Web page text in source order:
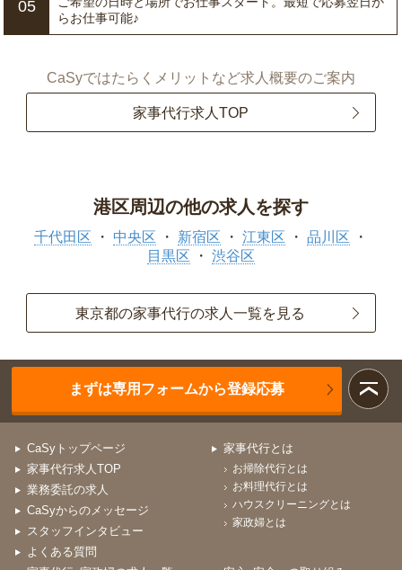
05
らお仕事可能♪
CaSyではたらくメリットなど求人概要のご案内
家事代行求人TOP
港区周辺の他の求人を探す
千代田区 中央区 新宿区 江東区
品川区
目黒区
渋谷区
東京都の家事代行の求人一覧を見る
まずは専用フォームから登録応募
CaSyトップページ
家事代行求人TOP
業務委託の求人
CaSyからのメッセージ
スタッフインタビュー
よくある質問
家事代行とは
お掃除代行とは
お料理代行とは
ハウスクリーニングとは
家政婦とは